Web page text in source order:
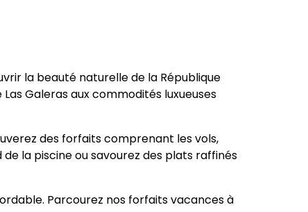
la beauté naturelle de la République
Galeras aux commodités luxueuses
des forfaits comprenant les vols,
la piscine ou savourez des plats raffinés
Parcourez nos forfaits vacances à